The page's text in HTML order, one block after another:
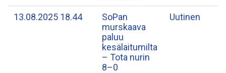
13.08.2025 18.44
SoPan
murskaava
paluu
kesälaitumilta
– Tota nurin
8–0
Uutinen